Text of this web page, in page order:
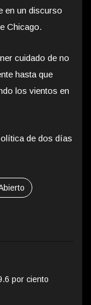
en un discurso
Chicago.
cuidado de no
hasta que
los vientos en
de dos días
por ciento